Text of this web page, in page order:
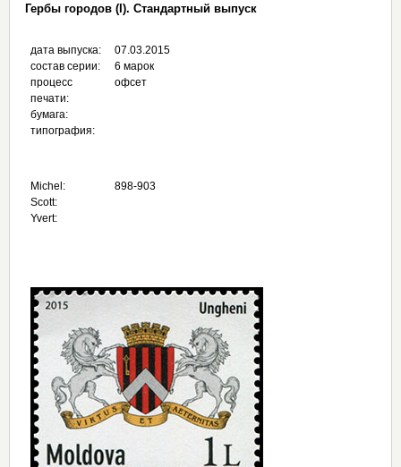
Гербы городов (I). Стандартный выпуск
дата выпуска:
состав серии:
процесс
печати:
бумага:
типография:
07.03.2015
6 марок
офсет
Michel:
Scott:
Yvert:
898-903